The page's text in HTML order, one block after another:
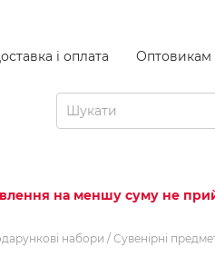
і оплата Оптовикам
на меншу суму не
набори / Сувенірні